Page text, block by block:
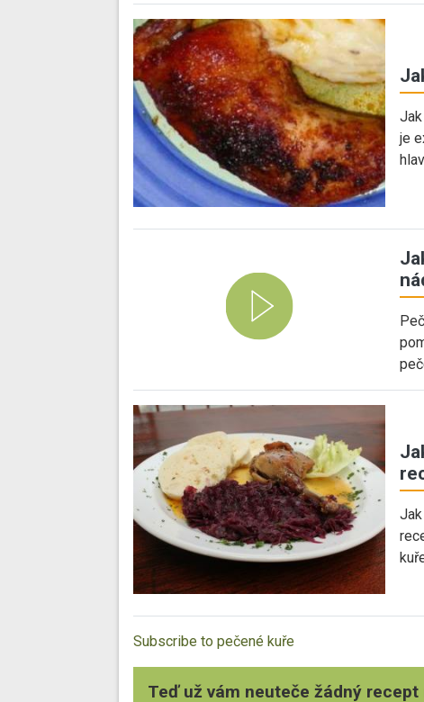
je
Subscribe to pečené kuře
Teď už vám neuteče žádný recept